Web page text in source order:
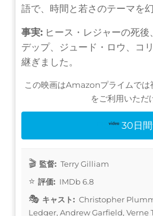
語で、時間と若さのテーマを
事実: ヒース・レジャーの死後
デップ、ジュード・ロウ、コ
継ぎました。
この映画はAmazonプライムでは
をご利用いただ
30日
監督: Terry Gilliam
評価: IMDb 6.8
キャスト: Christopher
Ledger, Andrew Garfield, Verne